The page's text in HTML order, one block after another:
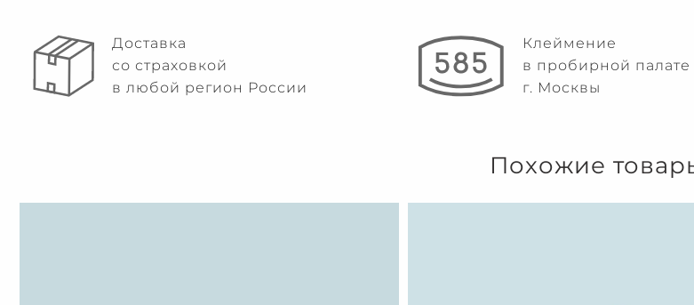
Доставка
со страховкой
в любой регион России
Клеймение
в пробирной палате
г. Москвы
Похожие